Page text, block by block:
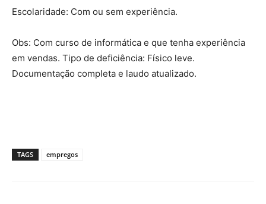
Escolaridade: Com ou sem experiência.
Obs: Com curso de informática e que tenha experiência
em vendas. Tipo de deficiência: Físico leve.
Documentação completa e laudo atualizado.
TAGS empregos